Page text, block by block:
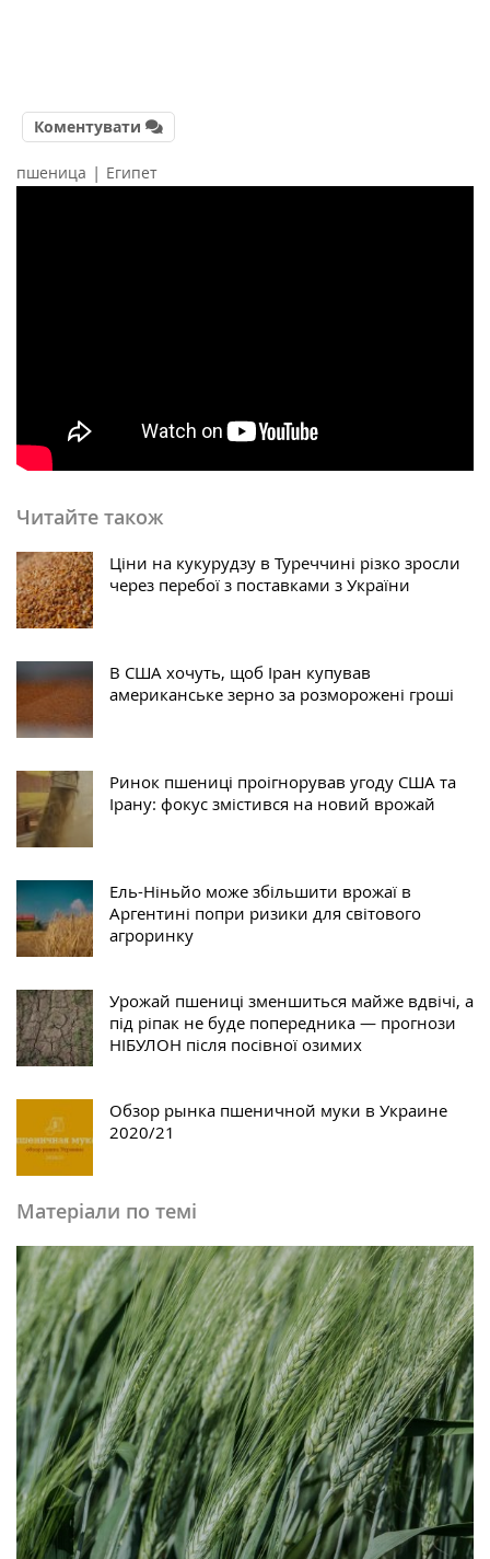
Коментувати
пшеница | Египет
Читайте також
Ціни на кукурудзу в Туреччині різко зросли
через перебої з поставками з України
В США хочуть, щоб Іран купував
американське зерно за розморожені гроші
Ринок пшениці проігнорував угоду США та
Ірану: фокус змістився на новий врожай
Ель-Ніньйо може збільшити врожаї в
Аргентині попри ризики для світового
агроринку
Урожай пшениці зменшиться майже вдвічі, а
під ріпак не буде попередника — прогнози
НІБУЛОН після посівної озимих
Обзор рынка пшеничной муки в Украине
2020/21
Матеріали по темі